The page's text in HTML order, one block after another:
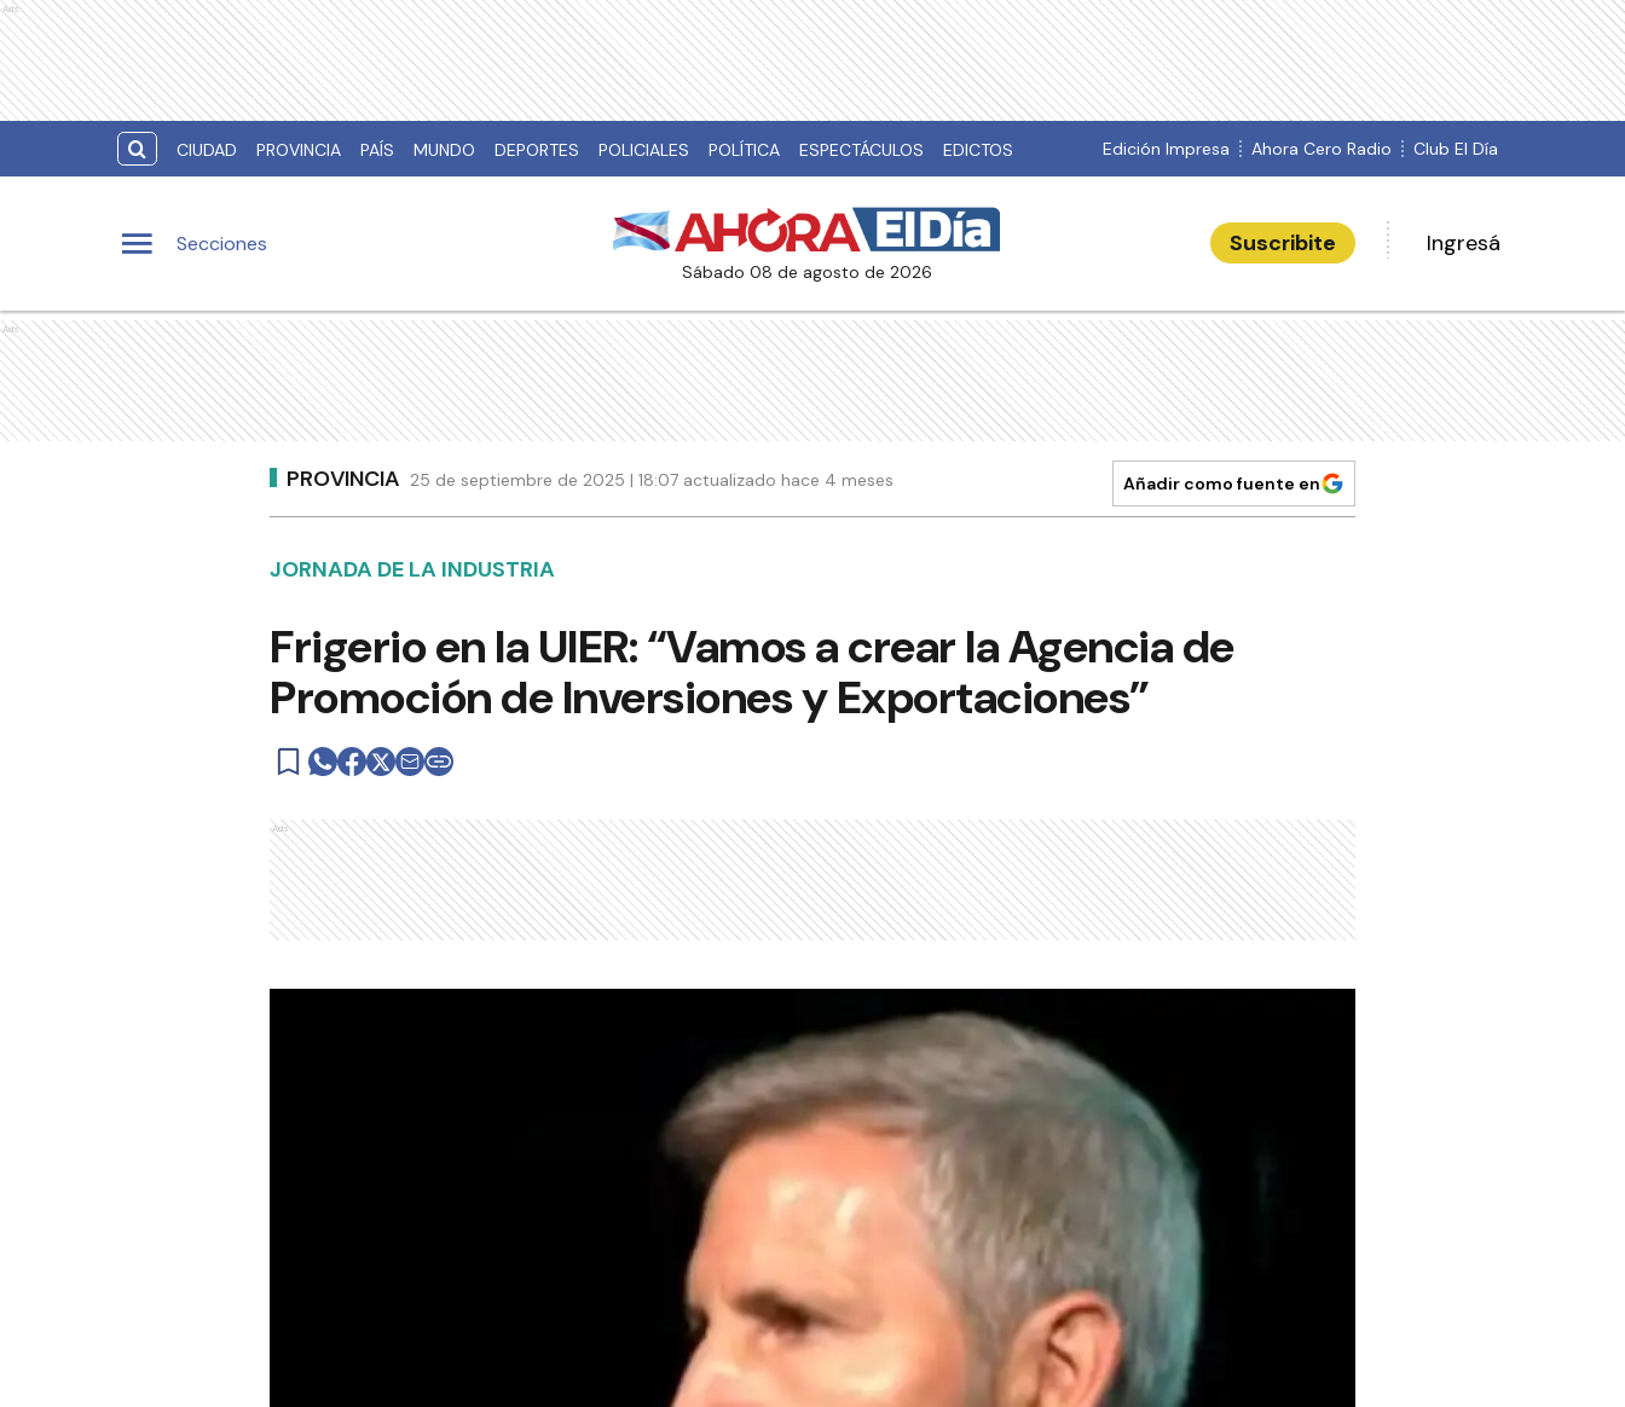
Ads
CIUDAD PROVINCIA PAÍS MUNDO DEPORTES POLICIALES POLÍTICA ESPECTÁCULOS EDICTOS Edición Impresa Ahora Cero Radio Club El Día
Secciones
sábado 08 de agosto de 2026
Suscribite Ingresá
Ads
PROVINCIA 25 de septiembre de 2025 | 18:07 actualizado hace 4 meses Añadir como fuente en
JORNADA DE LA INDUSTRIA
Frigerio en la UIER: “Vamos a crear la Agencia de
Promoción de Inversiones y Exportaciones”
Ads